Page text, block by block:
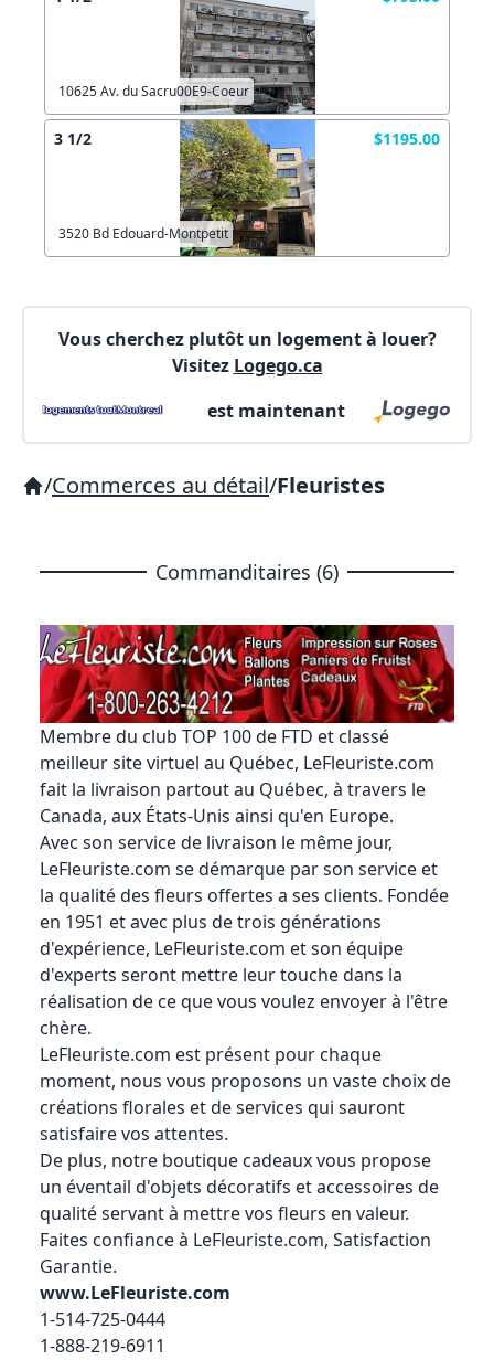
10625 Av. du Sacru00E9-Coeur
3 1/2 $1195.00
3520 Bd Edouard-Montpetit
Vous cherchez plutôt un logement à louer?
Visitez Logego.ca
est maintenant
/Commerces au détail/Fleuristes
Commanditaires (6)
Membre du club TOP 100 de FTD et classé
meilleur site virtuel au Québec, LeFleuriste.com
fait la livraison partout au Québec, à travers le
Canada, aux États-Unis ainsi qu'en Europe.
Avec son service de livraison le même jour,
LeFleuriste.com se démarque par son service et
la qualité des fleurs offertes a ses clients. Fondée
en 1951 et avec plus de trois générations
d'expérience, LeFleuriste.com et son équipe
d'experts seront mettre leur touche dans la
réalisation de ce que vous voulez envoyer à l'être
chère.
LeFleuriste.com est présent pour chaque
moment, nous vous proposons un vaste choix de
créations florales et de services qui sauront
satisfaire vos attentes.
De plus, notre boutique cadeaux vous propose
un éventail d'objets décoratifs et accessoires de
qualité servant à mettre vos fleurs en valeur.
Faites confiance à LeFleuriste.com, Satisfaction
Garantie.
www.LeFleuriste.com
1-514-725-0444
1-888-219-6911
Commentaires:
X Fermer Envoyez
Commentaires:
Lien vers inscription (sera inclus dans courriel)
Copier lien
X Fermer Envoyez
Connectez-vous
Créer un compte